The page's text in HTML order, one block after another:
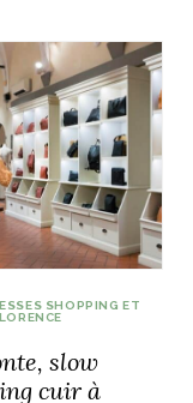
SHOPPING ET
slow
cuir à